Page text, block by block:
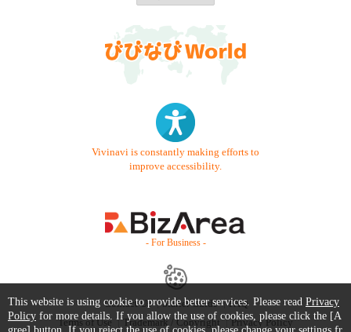
Vivinavi is constantly making efforts to
improve accessibility.
- For Business -
Contact Us Starter Guide
FAQ
Terms of Use
Trademark / Copyright Privacy Policy
This website is using cookie to provide better services. Please read Privacy
Policy for more details. If you allow the use of cookies, please click the [A